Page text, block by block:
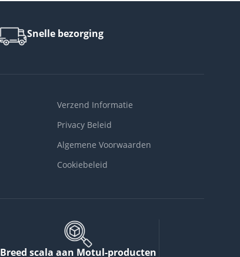
Snelle bezorging
Verzend Informatie
Privacy Beleid
Algemene Voorwaarden
Cookiebeleid
Breed scala aan Motul-producten